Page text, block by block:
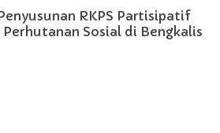
RKPS Partisipatif
Sosial di Bengkalis